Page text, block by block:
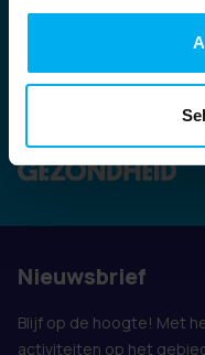
Ook vertegenwoordigd
Nieuwsbrief
Blijf op de hoogte! Met
activiteiten op het